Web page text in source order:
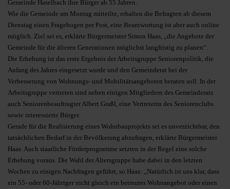
Gemeinde Haselbach ihre Bürger ab 55 Jahren.
Wie die Gemeinde am Montag mitteilte, erhalten die Befragten ab diesem
Dienstag einen Fragebogen per Post, eine Beantwortung ist aber auch online
möglich. Ziel sei es, erklärte Bürgermeister Simon Haas, „die Angebote der
Gemeinde für die älteren Generationen möglichst langfristig zu planen“.
Die Erhebung ist das erste Ergebnis der Arbeitsgruppe Seniorenpolitik, die
Anfang des Jahres eingesetzt wurde und den Gemeinderat bei der
Verbesserung von Wohnungs- und Mobilitätsangeboten beraten soll. In der
Arbeitsgruppe vertreten sind neben einigen Mitgliedern des Gemeinderats
auch Seniorenbeauftragter Albert Graßl, eine Vertreterin des Seniorenclubs
sowie interessierte Bürger.
Gerade für die Realisierung eines Wohnbauprojekts sei es unverzichtbar, den
tatsächlichen Bedarf in der Bevölkerung abzufragen, erklärte Bürgermeister
Haas. Auch staatliche Förderprogramme setzten in der Regel eine solche
Erhebung voraus. Die Wahl der Altersgruppe habe dabei in den letzten
Wochen zu einigen Nachfragen geführt, so Haas: „Natürlich ist uns klar, dass
ein 55- oder 60-Jähriger nicht gleich ein betreutes Wohnangebot oder einen